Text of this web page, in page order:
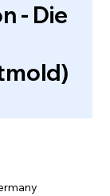
- Die